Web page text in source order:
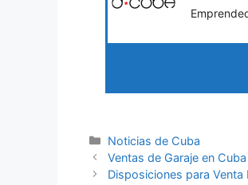
Categories
Noticias de Cuba
Ventas de Garaje en Cuba
Disposiciones para